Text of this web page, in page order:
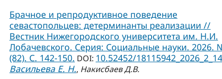
Брачное и репродуктивное поведение
севастопольцев: детерминанты реализации //
Вестник Нижегородского университета им. Н.И.
Лобачевского. Серия: Социальные науки. 2026.
(82). С. 142-150. DOI: 10.52452/
Васильева Е. Н., Накисбаев Д.В.